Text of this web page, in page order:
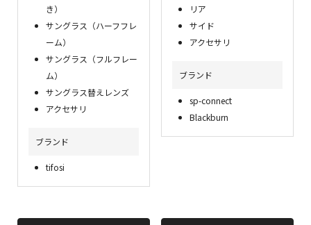
き）
サングラス（ハーフフレ
ーム）
サングラス（フルフレー
ム）
サングラス替えレンズ
アクセサリ
ブランド
tifosi
リア
サイド
アクセサリ
ブランド
sp-connect
Blackburn